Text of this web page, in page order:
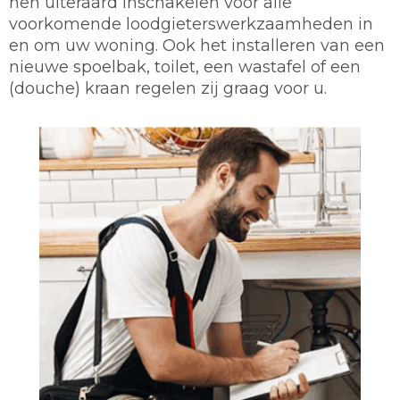
voorkomende loodgieterswerkzaamheden in
en om uw woning. Ook het installeren van een
nieuwe spoelbak, toilet, een wastafel of een
(douche) kraan regelen zij graag voor u.